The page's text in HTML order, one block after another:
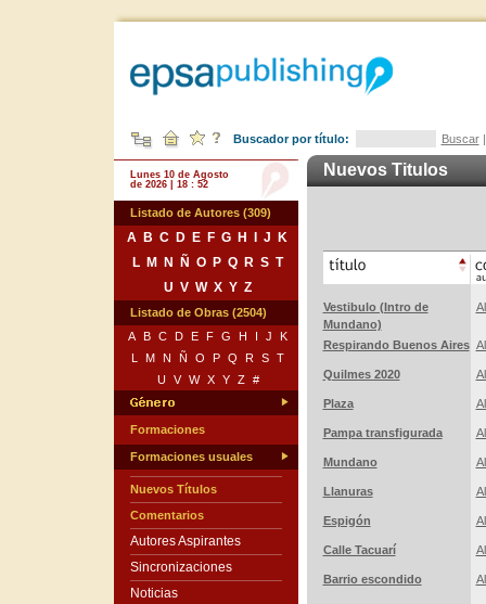
Buscador por título: Buscar
Lunes 10 de Agosto
de 2026 | 18 : 52
Listado de Autores (309)
A B C D E F G H J
K
L
M N Ñ O P Q R S T
U V W X Y Z
Listado de Obras (2504)
A
B C D E F G H I J
K
L
M N Ñ O P Q R S T
U
V W X Y Z #
Formaciones
Formaciones usuales
Nuevos Títulos
Comentarios
Autores Aspirantes
Sincronizaciones
Noticias
Nuevos Titulos
Vestibulo (Intro de
Mundano)
Respirando Buenos Aires
Quilmes 2020
Plaza
Pampa transfigurada
Mundano
Llanuras
Espigón
Calle Tacuarí
Barrio escondido